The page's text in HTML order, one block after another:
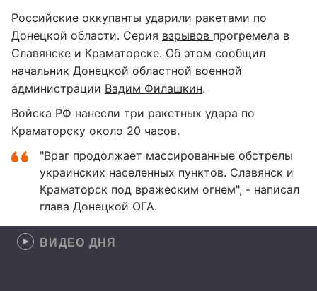
Российские оккупанты ударили ракетами по
Донецкой области. Серия взрывов прогремела в
Славянске и Краматорске. Об этом сообщил
начальник Донецкой областной военной
администрации Вадим Филашкин.
Войска РФ нанесли три ракетных удара по
Краматорску около 20 часов.
"Враг продолжает массированные обстрелы
украинских населенных пунктов. Славянск и
Краматорск под вражеским огнем", - написал
глава Донецкой ОГА.
ВИДЕО ДНЯ